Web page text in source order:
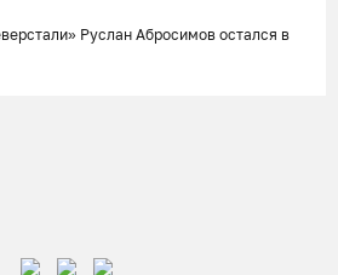
Руслан Абросимов остался в